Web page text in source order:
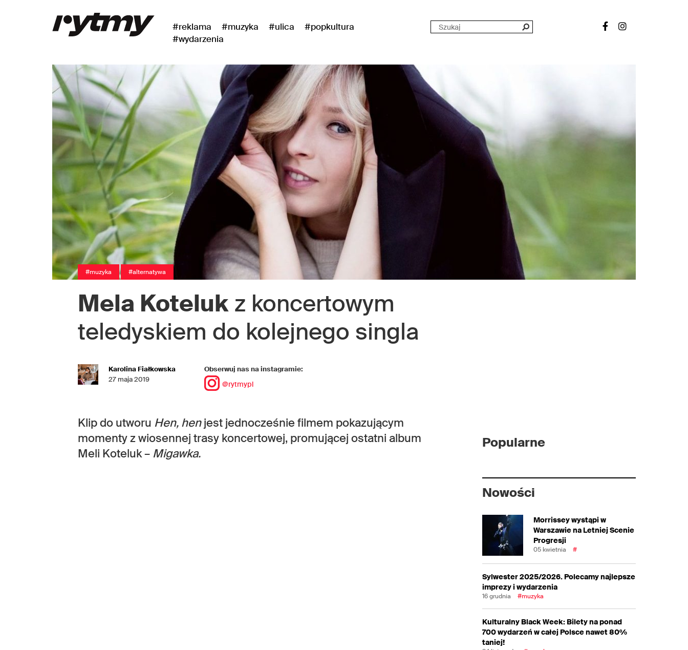
#reklama #muzyka #ulica
#popkultura
#wydarzenia
#muzyka #alternatywa
Mela Koteluk z koncertowym
teledyskiem do kolejnego singla
Karolina Fiałkowska
27 maja 2019
Obserwuj nas na instagramie:
@rytmypl
Klip do utworu Hen, henjest jednocześnie filmem pokazującym
momenty z wiosennej trasy koncertowej, promującej ostatni album
Meli Koteluk – Migawka.
Popularne
Nowości
Morrissey wystąpi w
Warszawie na Letniej Scenie
Progresji
05 kwietnia #
Sylwester 2025/2026. Polecamy najlepsze
imprezy i wydarzenia
16 grudnia #muzyka
Kulturalny Black Week: Bilety na ponad
700 wydarzeń w całej Polsce nawet 80%
taniej!